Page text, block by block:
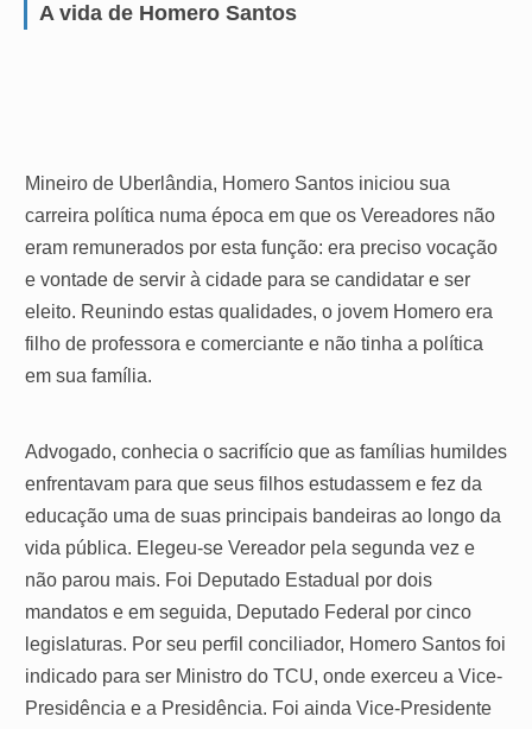
A vida de Homero Santos
Mineiro de Uberlândia, Homero Santos iniciou sua
carreira política numa época em que os Vereadores não
eram remunerados por esta função: era preciso vocação
e vontade de servir à cidade para se candidatar e ser
eleito. Reunindo estas qualidades, o jovem Homero era
filho de professora e comerciante e não tinha a política
em sua família.
Advogado, conhecia o sacrifício que as famílias humildes
enfrentavam para que seus filhos estudassem e fez da
educação uma de suas principais bandeiras ao longo da
vida pública. Elegeu-se Vereador pela segunda vez e
não parou mais. Foi Deputado Estadual por dois
mandatos e em seguida, Deputado Federal por cinco
legislaturas. Por seu perfil conciliador, Homero Santos foi
indicado para ser Ministro do TCU, onde exerceu a Vice-
Presidência e a Presidência. Foi ainda Vice-Presidente